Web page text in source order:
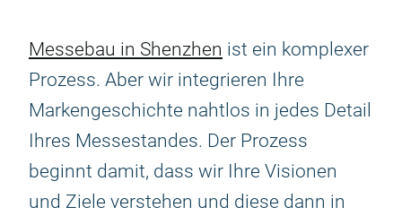
Messebau in Shenzhen ist ein komplexer
Prozess. Aber wir integrieren Ihre
Markengeschichte nahtlos in jedes Detail
Ihres Messestandes. Der Prozess
beginnt damit, dass wir Ihre Visionen
und Ziele verstehen und diese dann in